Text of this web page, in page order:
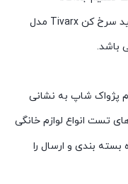
اگر به دنبال کالای با کیفیت و بادوام هستید سرخ کن Tivarx مدل
پژواک شاپ به نشانی
تست انواع لوازم خانگی
بندی و ارسال را